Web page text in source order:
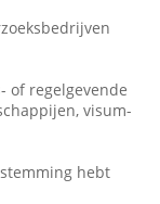
of regelgevende
visum-
hebt